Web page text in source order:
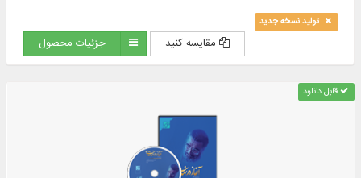
و اسلامی، احادیث و ادعیه، تاریخ معاصر ایران ...
تولید نسخه جدید
مقایسه کنید جزئیات محصول
قابل دانلود